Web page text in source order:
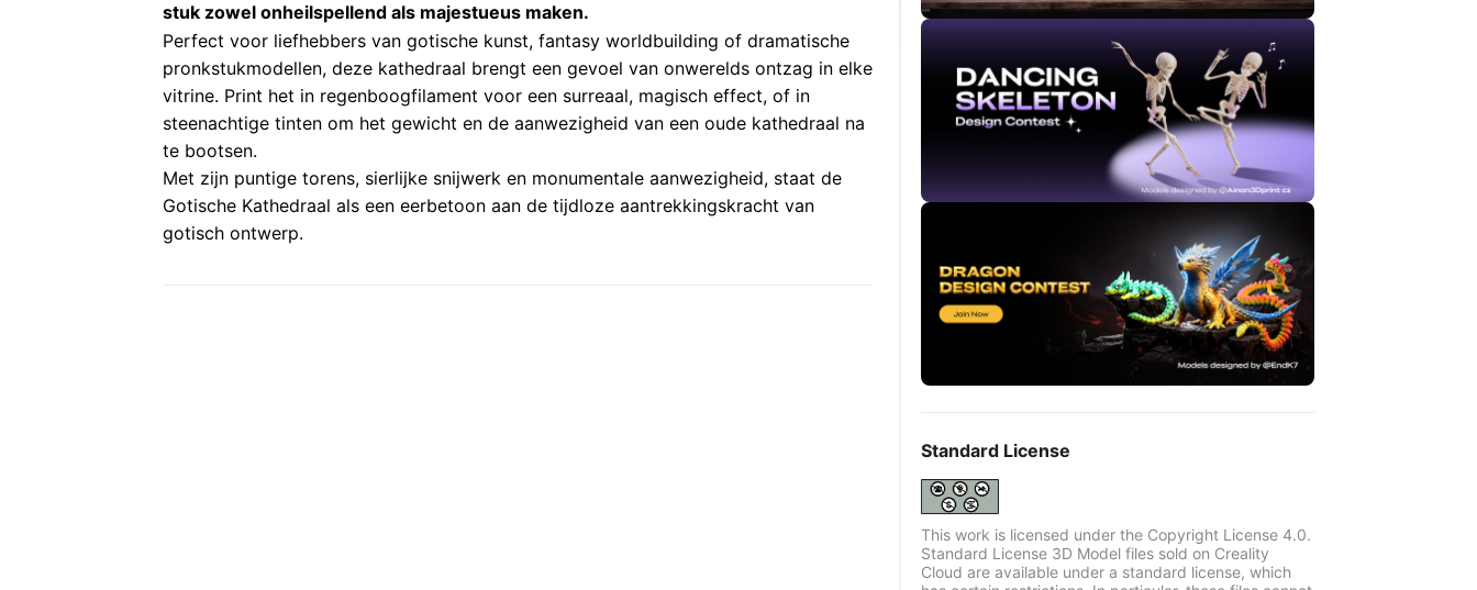
stuk zowel onheilspellend als majestueus maken.
Perfect voor liefhebbers van gotische kunst, fantasy worldbuilding of dramatische
pronkstukmodellen, deze kathedraal brengt een gevoel van onwerelds ontzag in elke
vitrine. Print het in regenboogfilament voor een surreaal, magisch effect, of in
steenachtige tinten om het gewicht en de aanwezigheid van een oude kathedraal na
te bootsen.
Met zijn puntige torens, sierlijke snijwerk en monumentale aanwezigheid, staat de
Gotische Kathedraal als een eerbetoon aan de tijdloze aantrekkingskracht van
gotisch ontwerp.
Standard License
This work is licensed under the Copyright License 4.0.
Standard License 3D Model files sold on Creality
Cloud are available under a standard license, which